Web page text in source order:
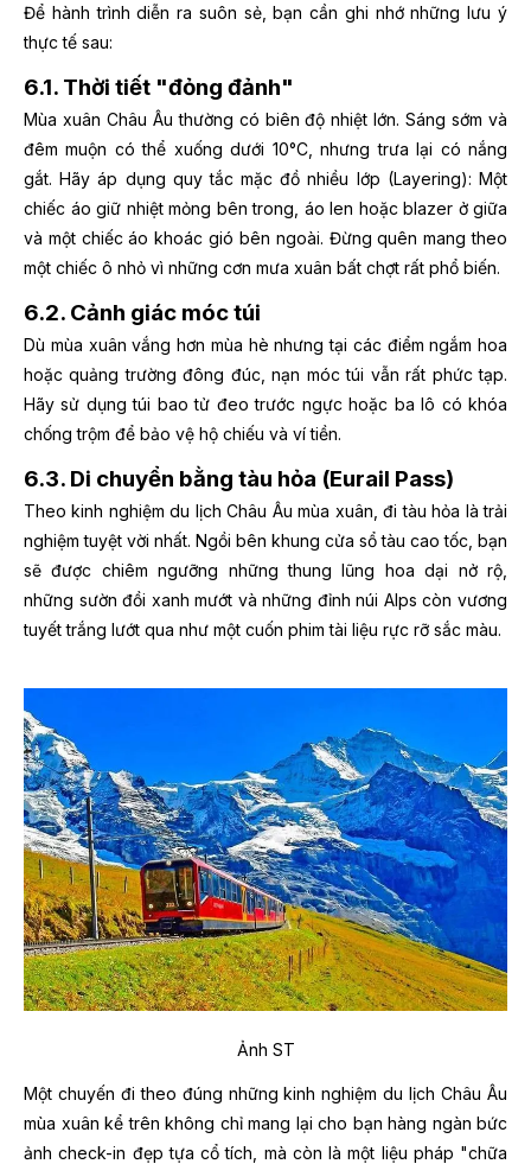
Để hành trình diễn ra suôn sẻ, bạn cần ghi nhớ những lưu ý
thực tế sau:
6.1. Thời tiết "đỏng đảnh"
Mùa xuân Châu Âu thường có biên độ nhiệt lớn. Sáng sớm và
đêm muộn có thể xuống dưới 10°C, nhưng trưa lại có nắng
gắt. Hãy áp dụng quy tắc mặc đồ nhiều lớp (Layering): Một
chiếc áo giữ nhiệt mỏng bên trong, áo len hoặc blazer ở giữa
và một chiếc áo khoác gió bên ngoài. Đừng quên mang theo
một chiếc ô nhỏ vì những cơn mưa xuân bất chợt rất phổ biến.
6.2. Cảnh giác móc túi
Dù mùa xuân vắng hơn mùa hè nhưng tại các điểm ngắm hoa
hoặc quảng trường đông đúc, nạn móc túi vẫn rất phức tạp.
Hãy sử dụng túi bao tử đeo trước ngực hoặc ba lô có khóa
chống trộm để bảo vệ hộ chiếu và ví tiền.
6.3. Di chuyển bằng tàu hỏa (Eurail Pass)
Theo kinh nghiệm du lịch Châu Âu mùa xuân, đi tàu hỏa là trải
nghiệm tuyệt vời nhất. Ngồi bên khung cửa sổ tàu cao tốc, bạn
sẽ được chiêm ngưỡng những thung lũng hoa dại nở rộ,
những sườn đồi xanh mướt và những đỉnh núi Alps còn vương
tuyết trắng lướt qua như một cuốn phim tài liệu rực rỡ sắc màu.
Ảnh ST
Một chuyến đi theo đúng những kinh nghiệm du lịch Châu Âu
mùa xuân kể trên không chỉ mang lại cho bạn hàng ngàn bức
ảnh check-in đẹp tựa cổ tích, mà còn là một liệu pháp "chữa